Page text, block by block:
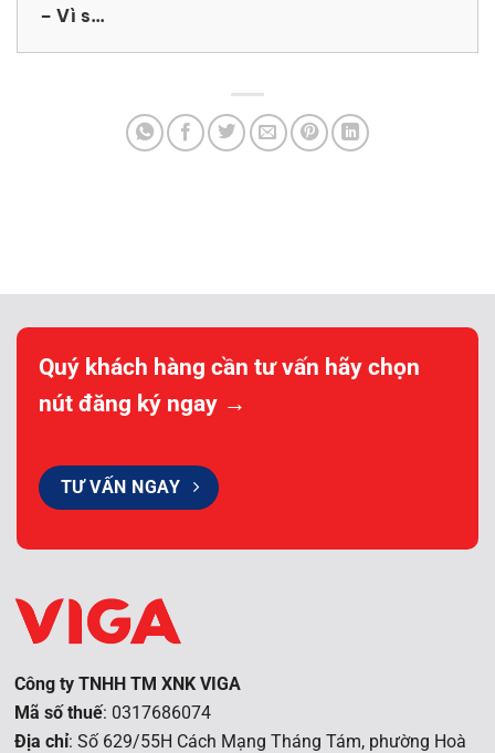
– Vì s...
Quý khách hàng cần tư vấn hãy chọn
nút đăng ký ngay →
TƯ VẤN NGAY
Công ty TNHH TM XNK VIGA
Mã số thuế: 0317686074
Địa chỉ: Số 629/55H Cách Mạng Tháng Tám, phường Hoà